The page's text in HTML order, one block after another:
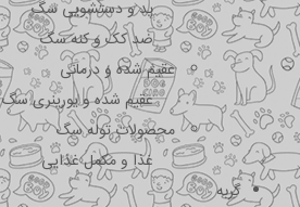
پد و دستشویی سگ
ضد کک و کنه سگ
عقیم شده و درمانی
عقیم شده و یورینری سگ
محصولات توله سگ
غذا و مکمل غذایی
گربه